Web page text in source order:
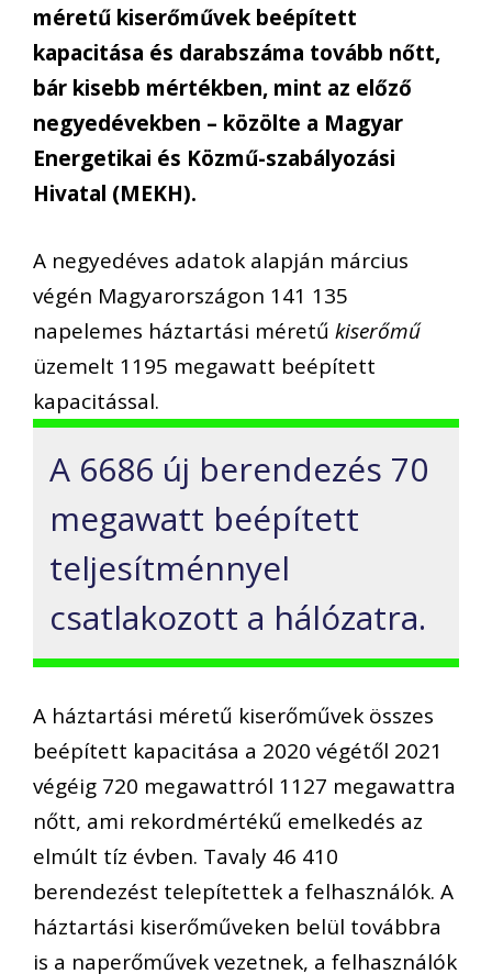
méretű kiserőművek beépített
kapacitása és darabszáma tovább nőtt,
bár kisebb mértékben, mint az előző
negyedévekben – közölte a Magyar
Energetikai és Közmű-szabályozási
Hivatal (MEKH).
A negyedéves adatok alapján március
végén Magyarországon 141 135
napelemes háztartási méretű kiserőmű
üzemelt 1195 megawatt beépített
kapacitással.
A 6686 új berendezés 70
megawatt beépített
teljesítménnyel
csatlakozott a hálózatra.
A háztartási méretű kiserőművek összes
beépített kapacitása a 2020 végétől 2021
végéig 720 megawattról 1127 megawattra
nőtt, ami rekordmértékű emelkedés az
elmúlt tíz évben. Tavaly 46 410
berendezést telepítettek a felhasználók. A
háztartási kiserőműveken belül továbbra
is a naperőművek vezetnek, a felhasználók